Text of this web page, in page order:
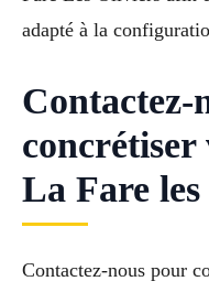
adapté à la
Contactez-
La Fare
Contactez-nous pour